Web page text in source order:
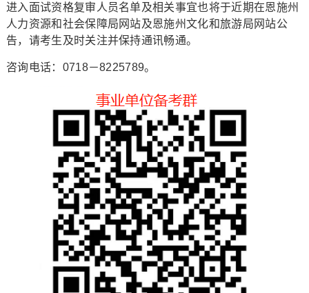
进入面试资格复审人员名单及相关事宜也将于近期在恩施州
人力资源和社会保障局网站及恩施州文化和旅游局网站公
告，请考生及时关注并保持通讯畅通。
咨询电话：0718－8225789。